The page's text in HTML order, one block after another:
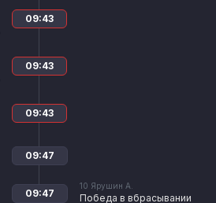
09:43
09:43
09:43
09:47
10 Ярушин А.
Победа в вбрасывании
09:47